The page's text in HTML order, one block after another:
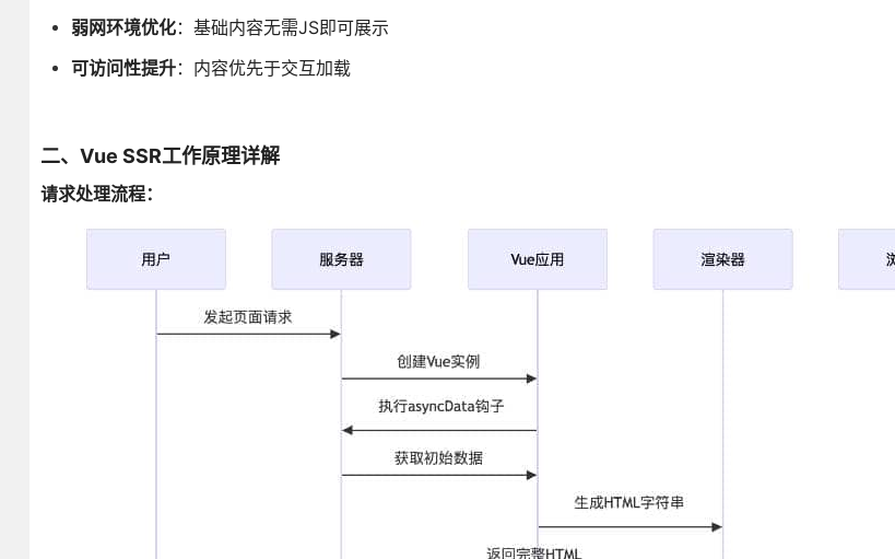
弱网环境优化：基础内容无需JS即可展示
可访问性提升：内容优先于交互加载
二、Vue SSR工作原理详解
请求处理流程：